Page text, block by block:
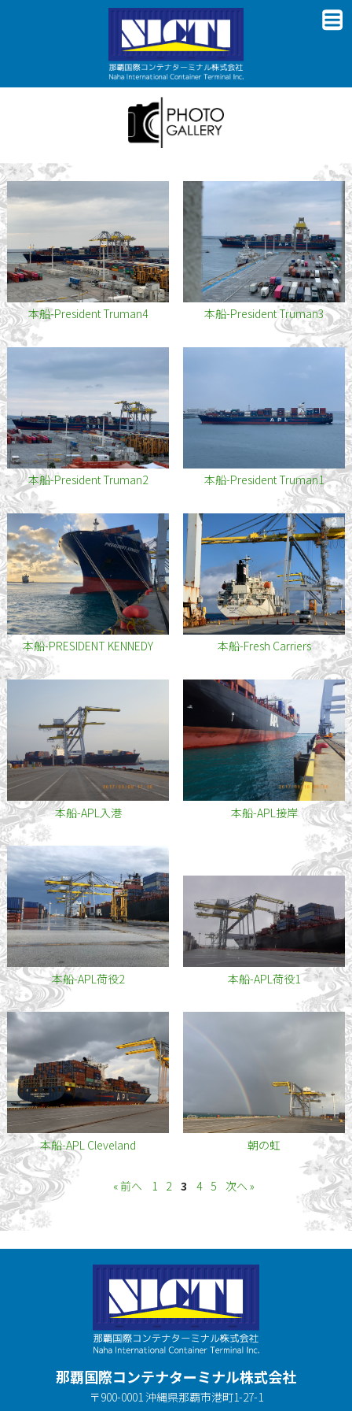
本船-President Truman4 本船-President Truman3
本船-President Truman2 本船-President Truman1
本船-PRESIDENT KENNEDY 本船-Fresh Carriers
本船-APL入港 本船-APL接岸
本船-APL荷役2 本船-APL荷役1
本船-APL Cleveland 朝の虹
« 前へ 1 2 3 4 5 次へ »
那覇国際コンテナターミナル株式会社
〒900-0001 沖縄県那覇市港町1-27-1